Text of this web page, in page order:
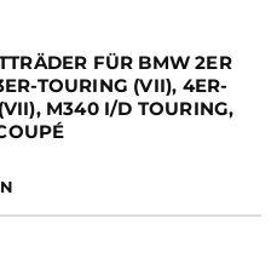
FÜR BMW 2ER
TOURING (VII), 4ER-
M340 I/D TOURING,